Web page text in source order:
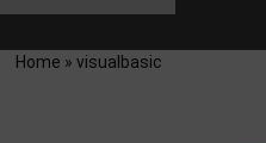
Home » visualbasic